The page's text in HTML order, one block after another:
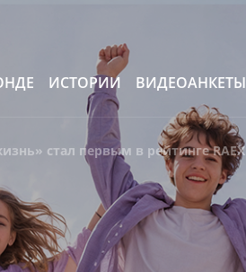
ИСТОРИИ ВИДЕОАНКЕТЫ
стал первым в рейтинге RAEX